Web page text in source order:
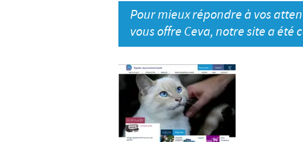
Bulgaria
Pour mieux répondre à vos
vous offre Ceva, notre site a